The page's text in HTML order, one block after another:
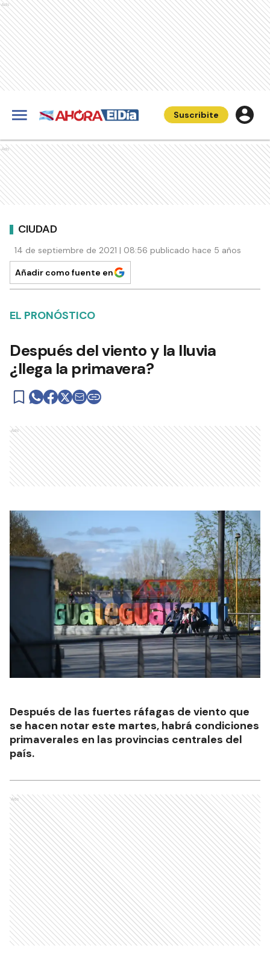
Ads
Suscribite
Ads
CIUDAD
14 de septiembre de 2021 | 08:56 publicado hace 5 años
Añadir como fuente en
EL PRONÓSTICO
Después del viento y la lluvia
¿llega la primavera?
Ads
Después de las fuertes ráfagas de viento que
se hacen notar este martes, habrá condiciones
primaverales en las provincias centrales del
país.
Ads